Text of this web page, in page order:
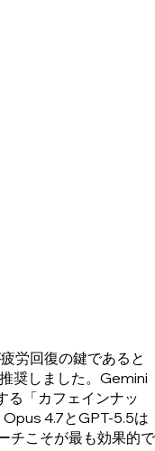
労回復の鍵であると
奨しました。Gemini
る「カフェインナッ
4.7とGPT-5.5は
チこそが最も効果的で